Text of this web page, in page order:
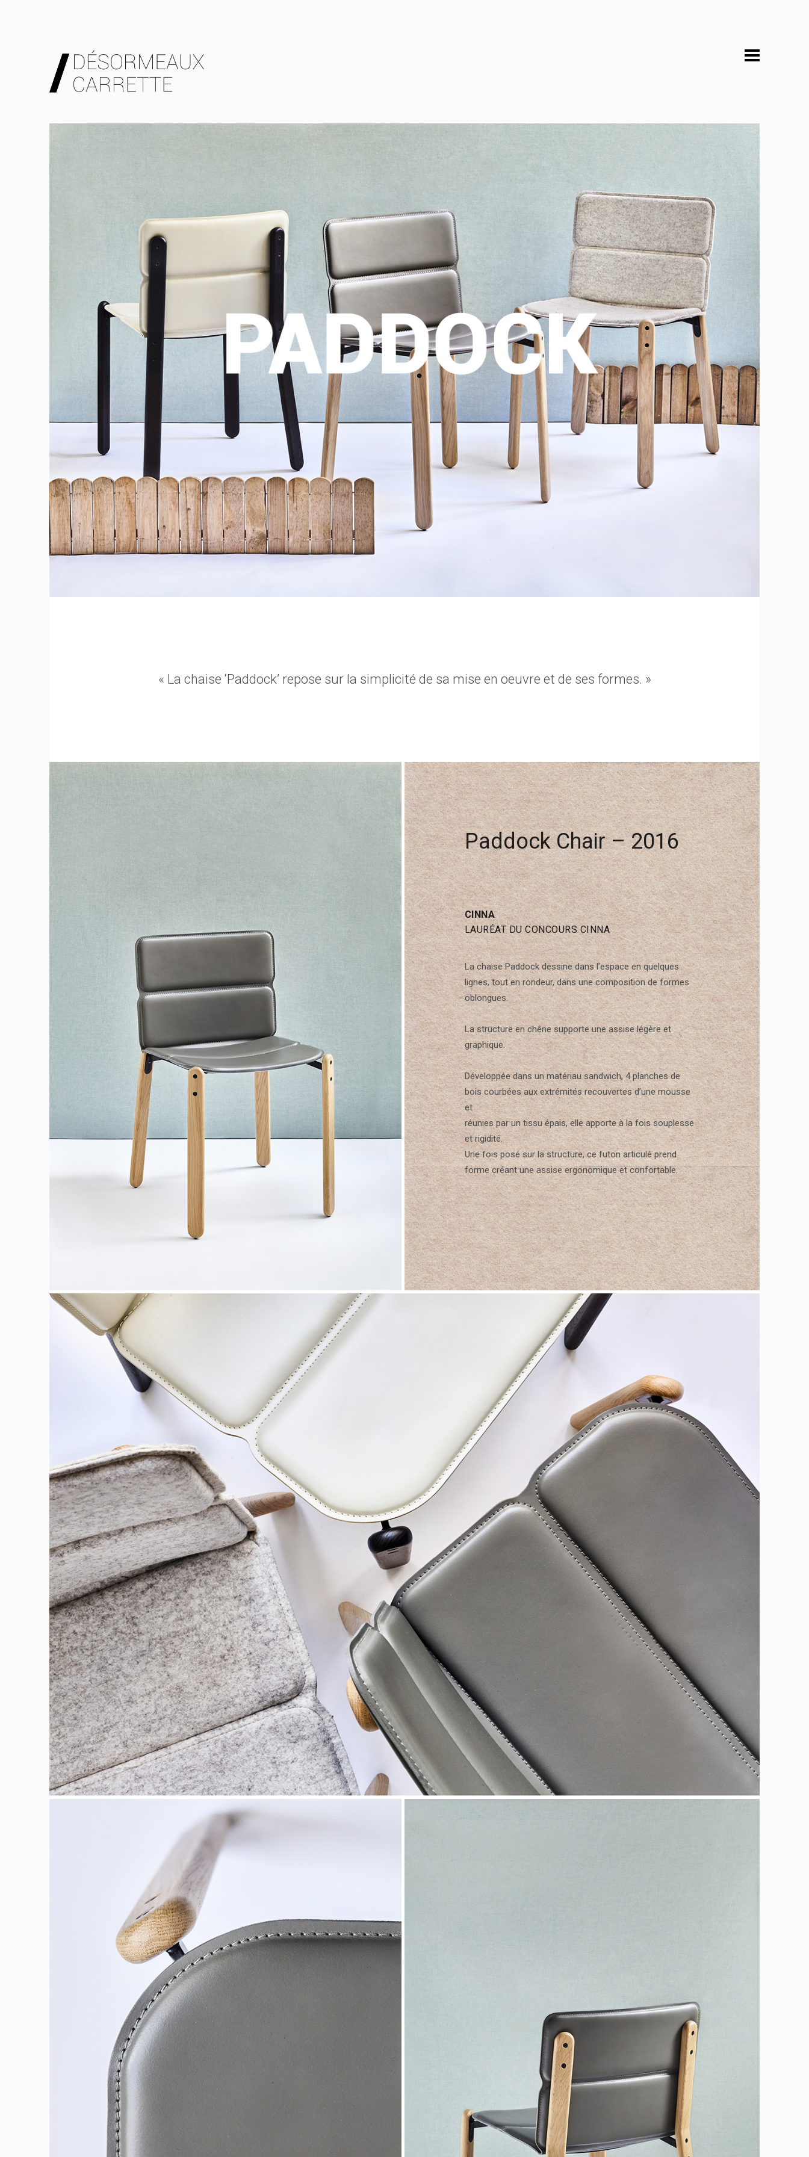
« La chaise ‘Paddock’ repose sur la simplicité de sa mise en oeuvre et de ses formes. »
Paddock Chair – 2016
CINNA
LAURÉAT DU CONCOURS CINNA
La chaise Paddock dessine dans l’espace en quelques
lignes, tout en rondeur, dans une composition de formes
oblongues.
La structure en chêne supporte une assise légère et
graphique.
Développée dans un matériau sandwich, 4 planches de
bois courbées aux extrémités recouvertes d’une mousse
et
réunies par un tissu épais, elle apporte à la fois souplesse
et rigidité.
Une fois posé sur la structure, ce futon articulé prend
forme créant une assise ergonomique et confortable.